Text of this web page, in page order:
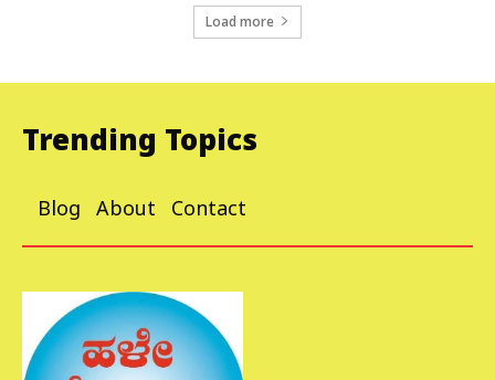
Load more
Trending Topics
Blog About Contact